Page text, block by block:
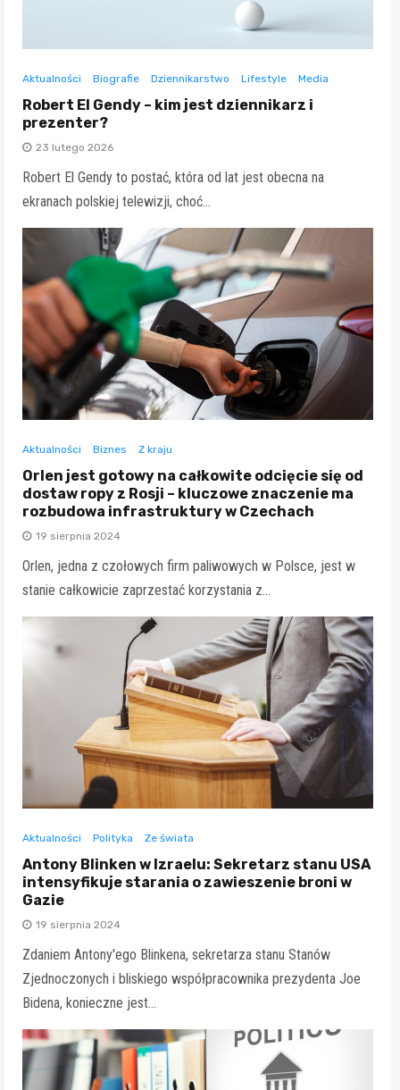
Aktualności Biografie Dziennikarstwo Lifestyle Media
Robert El Gendy – kim jest dziennikarz i
prezenter?
23 lutego 2026
Robert El Gendy to postać, która od lat jest obecna na
ekranach polskiej telewizji, choć…
Aktualności Biznes Z kraju
Orlen jest gotowy na całkowite odcięcie się od
dostaw ropy z Rosji – kluczowe znaczenie ma
rozbudowa infrastruktury w Czechach
19 sierpnia 2024
Orlen, jedna z czołowych firm paliwowych w Polsce, jest w
stanie całkowicie zaprzestać korzystania z…
Aktualności Polityka Ze świata
Antony Blinken w Izraelu: Sekretarz stanu USA
intensyfikuje starania o zawieszenie broni w
Gazie
19 sierpnia 2024
Zdaniem Antony'ego Blinkena, sekretarza stanu Stanów
Zjednoczonych i bliskiego współpracownika prezydenta Joe
Bidena, konieczne jest…